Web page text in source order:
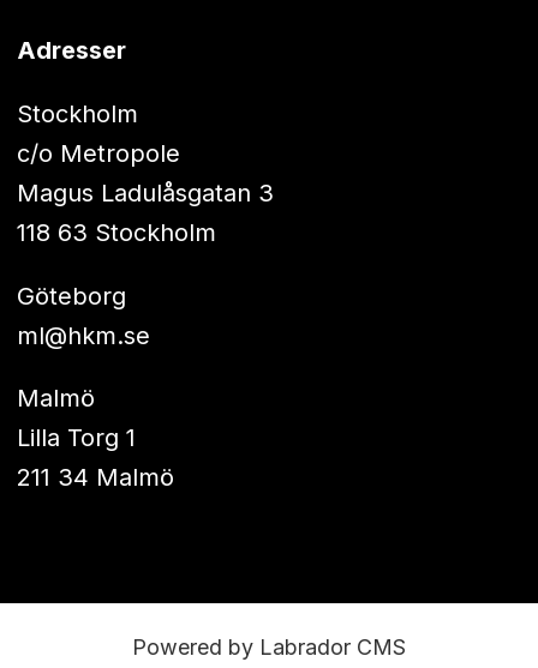
Adresser
Stockholm
c/o Metropole
Magus Ladulåsgatan 3
118 63 Stockholm
Göteborg
ml@hkm.se
Malmö
Lilla Torg 1
211 34 Malmö
Powered by Labrador CMS